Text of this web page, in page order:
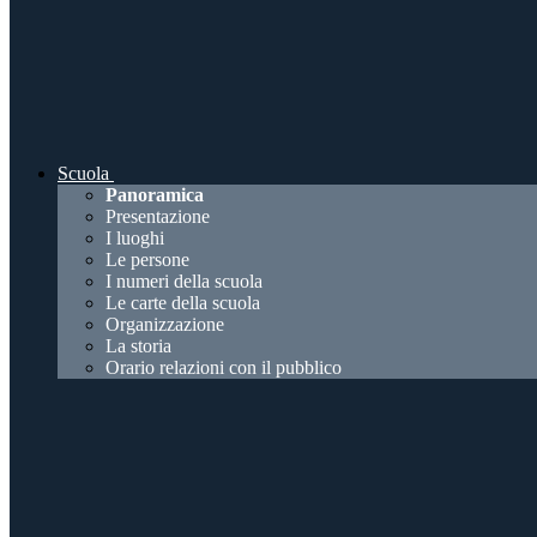
Scuola
Panoramica
Presentazione
I luoghi
Le persone
I numeri della scuola
Le carte della scuola
Organizzazione
La storia
Orario relazioni con il pubblico